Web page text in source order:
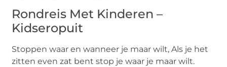
Rondreis Met Kinderen –
Kidseropuit
Stoppen waar en wanneer je maar wilt, Als je het
zitten even zat bent stop je waar je maar wilt.